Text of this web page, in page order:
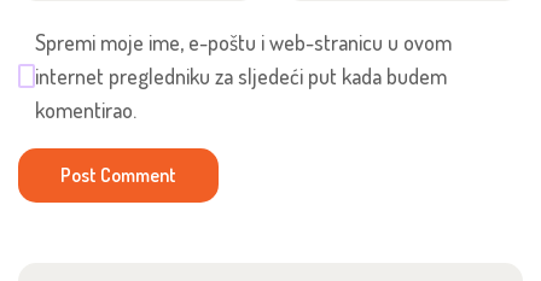
Spremi moje ime, e-poštu i web-stranicu u ovom
internet pregledniku za sljedeći put kada budem
komentirao.